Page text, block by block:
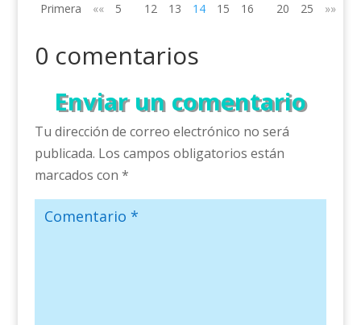
Primera «« 5 12 13 14 15 16 20 25 »»
0 comentarios
Enviar un comentario
Tu dirección de correo electrónico no será
publicada. Los campos obligatorios están
marcados con *